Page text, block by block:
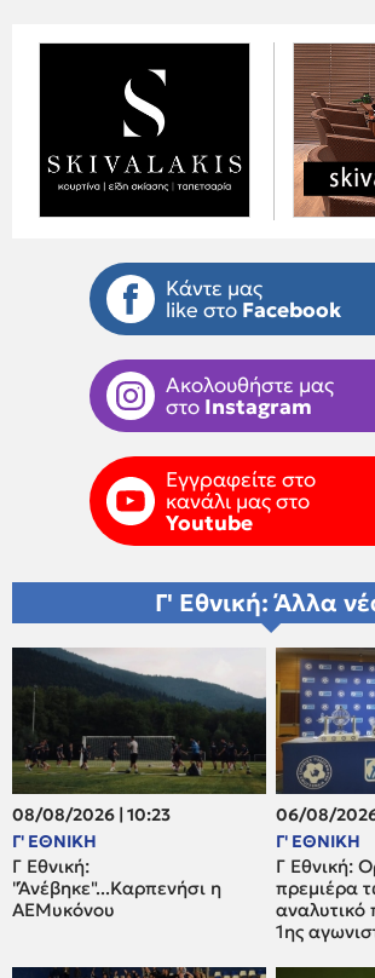
Κάντε μας
like στο Facebook
Ακολουθήστε μας
στο Instagram
Εγγραφείτε στο
κανάλι μας στο
Youtube
Γ' Εθνική: Άλλα
08/08/2026 | 10:23
Γ' ΕΘΝΙΚΗ
Γ Εθνική:
"Άνέβηκε"...Καρπενήσι η
ΑΕΜυκόνου
06/08/2026
Γ' ΕΘΝΙΚΗ
Γ Εθνική:
πρεμιέρα
αναλυτικό
1ης